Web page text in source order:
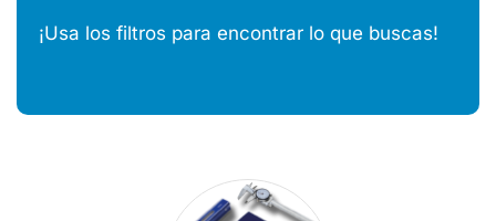
¡Usa los filtros para encontrar lo que buscas!